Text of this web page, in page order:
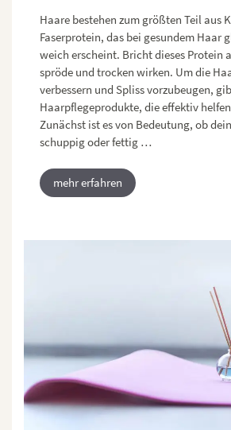
Haare bestehen zum größten Teil aus
Faserprotein, das bei gesundem Haar
weich erscheint. Bricht dieses Protein
spröde und trocken wirken. Um die
verbessern und Spliss vorzubeugen,
Haarpflegeprodukte, die effektiv
Zunächst ist es von Bedeutung, ob
schuppig oder fettig …
mehr erfahren